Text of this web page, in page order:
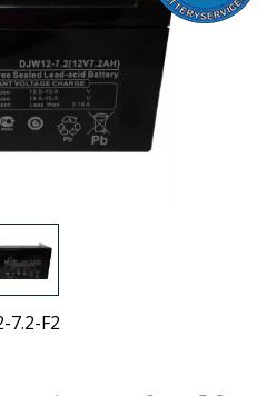
7.2-F2